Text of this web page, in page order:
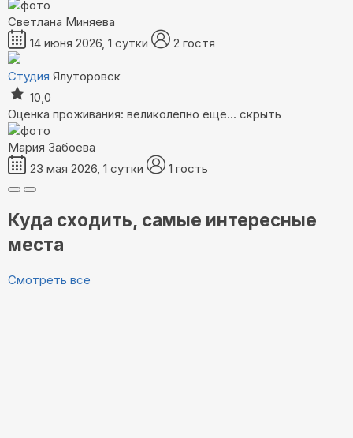
Светлана Миняева
14 июня 2026, 1 сутки
2 гостя
Студия Ялуторовск
10,0
Оценка проживания: великолепно ещё... скрыть
Мария Забоева
23 мая 2026, 1 сутки
1 гость
Куда сходить, самые интересные
места
Смотреть все